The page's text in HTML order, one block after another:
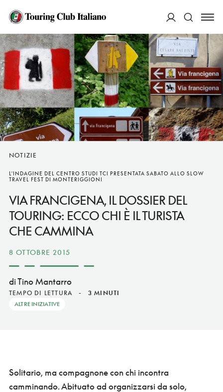
Cerca
NOTIZIE
L'INDAGINE DEL CENTRO STUDI TCI PRESENTATA SABATO ALLO SLOW
TRAVEL FEST DI MONTERIGGIONI
VIA FRANCIGENA, IL DOSSIER DEL
TOURING: ECCO CHI È IL TURISTA
CHE CAMMINA
8 OTTOBRE 2015
di Tino Mantarro
TEMPO DI LETTURA - 3 MINUTI
ALTRE INIZIATIVE
Solitario, ma compagnone con chi incontra
camminando. Abituato ad organizzarsi da solo,